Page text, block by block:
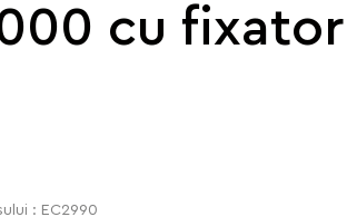
cu fixator
: EC2990